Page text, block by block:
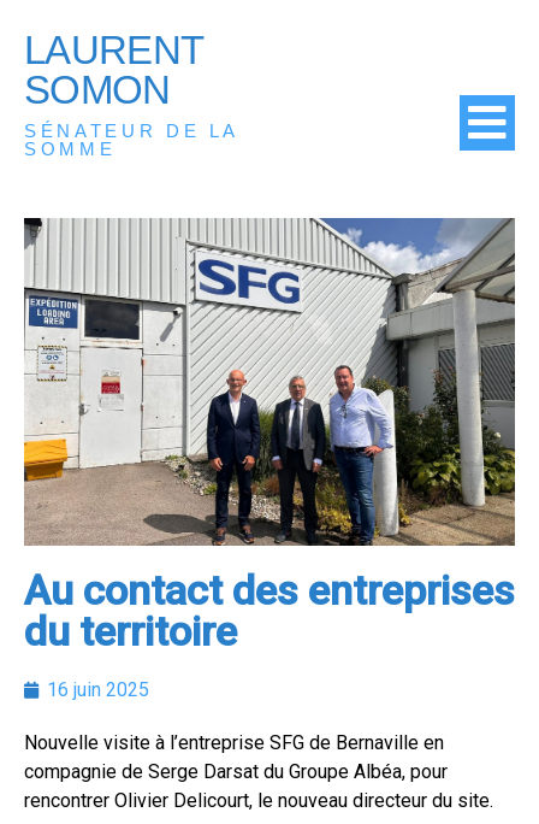
LAURENT
SOMON
SÉNATEUR DE LA
SOMME
Au contact des entreprises
du territoire
16 juin 2025
Nouvelle visite à l’entreprise SFG de Bernaville en
compagnie de Serge Darsat du Groupe Albéa, pour
rencontrer Olivier Delicourt, le nouveau directeur du site.